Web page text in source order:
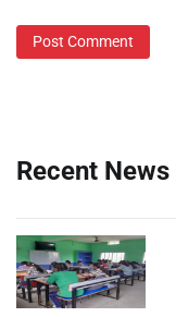
Recent News